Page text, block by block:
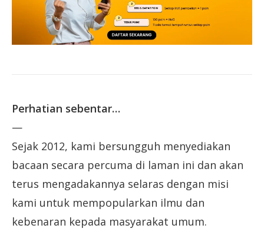
Perhatian sebentar…
—
Sejak 2012, kami bersungguh menyediakan
bacaan secara percuma di laman ini dan akan
terus mengadakannya selaras dengan misi
kami untuk mempopularkan ilmu dan
kebenaran kepada masyarakat umum.